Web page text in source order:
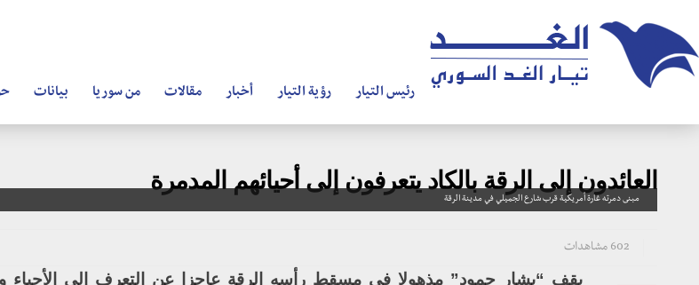
رئيس التيار رؤية التيار أخبار مقالات من سوريا بيانات
العائدون إلى الرقة بالكاد يتعرفون إلى أحيائهم المدمرة
مبنى دمرته غارة أمريكية قرب شارع الجميلي في مدينة الرقة
602 مشاهدات
يقف “بشار حمود” مذهولا في مسقط رأسه الرقة عاجزا عن التعرف إلى الأحياء